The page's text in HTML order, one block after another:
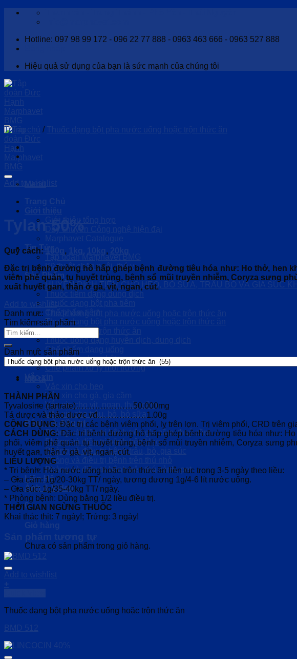
Skip
Hotline: 097 98 99 172 - 096 22 77 888 - 0963 463 666 - 0963 527 888
Hiệu quả sử dụng của bạn là sức mạnh của chúng tôi
Menu
Trang Chủ
Giới thiệu
Giới thiệu tổng hợp
Dây chuyền Công nghệ hiện đại
Marphavet Catalogue
Tin Tức
Tập đoàn Marphavet BMG
Kỹ thuật chăn nuôi, thú y
Sản Phẩm
HUYỄN DỊCH TIÊM CHO HEO, BÒ SỮA, TRÂU BÒ VÀ GIA SÚC
Thuốc tiêm dạng dung dịch
Thuốc dạng bột pha tiêm
Chế phẩm tiêm
Thuốc dạng bột pha nước uống hoặc trộn thức ăn
Thuốc Premix trộn thức ăn
Thuốc uống dạng huyễn dịch, dung dịch
Chế phẩm dạng uống
Chế phẩm dạng bột
Chế phẩm xử lý môi trường
Vắc xin
Vắc xin cho heo
Vắc xin cho gà, gia cầm
Vắc xin cho vịt, ngan, thủy cầm
Vắc xin cho trâu, bò, bò sữa
Bệnh và điều trị
Phòng và điều trị bệnh trên gia cầm, thuỷ cầm
Phòng và điều trị bệnh trên Heo
Phòng và điều trị bệnh trâu, bò, gia súc
Phòng và điều trị bệnh trên thú nhỏ
Phòng và điều trị bệnh trên thú cảnh, pet
Liên Hệ
Ảnh & Video
0
Giỏ hàng
Chưa có sản phẩm trong giỏ hàng.
Trang chủ / Thuốc dạng bột pha nước uống hoặc trộn thức ăn
Add to wishlist
Tylan 50%
Quy cách:100g, 1kg, 10kg, 20kg
Đặc trị bệnh đường hô hấp ghép bệnh đường tiêu hóa như: Ho thở, hen
viêm phế quản, tụ huyết trùng, bệnh sổ mũi truyền nhiễm, Coryza sưng
xuất huyết gan, thận ở gà, vịt, ngan, cút.
Add to wishlist
Danh mục: Thuốc dạng bột pha nước uống hoặc trộn thức ăn
Tìm kiếm sản phẩm
Tìm
kiếm:
Danh mục sản phẩm
Mô tả
THÀNH PHẦN
Tyvalosine (tartrate)…………………50.000mg
Tá dược và thảo dược vđ………………1.00g
CÔNG DỤNG: Đặc trị các bệnh viêm phổi, lỵ trên lợn. Trị viêm phổi, CRD trên
CÁCH DÙNG:Đặc trị bệnh đường hô hấp ghép bệnh đường tiêu hóa như: Ho
phổi, viêm phế quản, tụ huyết trùng, bệnh sổ mũi truyền nhiễm, Coryza sưng
huyết gan, thận ở gà, vịt, ngan, cút.
LIỀU LƯỢNG
* Trị bệnh: Hòa nước uống hoặc trộn thức ăn liên tục trong 3-5 ngày theo liều:
– Gia cầm: 1g/20-30kg TT/ ngày, tương đương 1g/4-6 lít nước uống.
– Gia súc: 1g/35-40kg TT/ ngày.
* Phòng bệnh: Dùng bằng 1/2 liều điều trị.
THỜI GIAN NGỪNG THUỐC
Khai thác thịt: 7 ngày!; Trứng: 3 ngày!
Sản phẩm tương tự
Add to wishlist
+
Thuốc dạng bột pha nước uống hoặc trộn thức ăn
BMD 512